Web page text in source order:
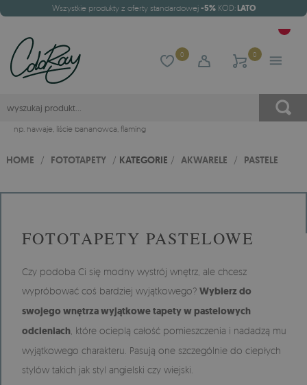
Wszystkie produkty z oferty standardowej -5%KOD:LATO
0 0
np. hawaje, liście bananowca, flaming
HOME / FOTOTAPETY / KATEGORIE / AKWARELE / PASTELE
FOTOTAPETY PASTELOWE
Czy podoba Ci się modny wystrój wnętrz, ale chcesz
wypróbować coś bardziej wyjątkowego? Wybierz do
swojego wnętrza wyjątkowe tapety w pastelowych
odcieniach , które ocieplą całość pomieszczenia i nadadzą mu
wyjątkowego charakteru. Pasują one szczególnie do ciepłych
stylów takich jak styl angielski czy wiejski.